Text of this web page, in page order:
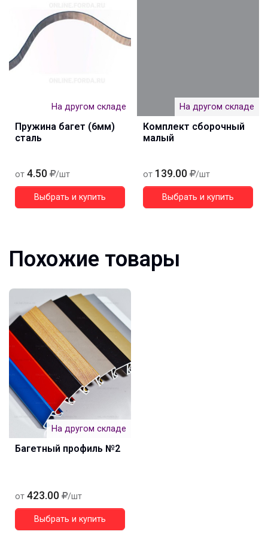
На другом складе
Пружина багет (6мм)
сталь
от 4.50 /шт
Выбрать и купить
На другом складе
Комплект сборочный
малый
от 139.00 /шт
Выбрать и купить
Похожие товары
На другом складе
Багетный профиль №2
от 423.00 /шт
Выбрать и купить